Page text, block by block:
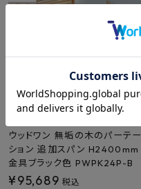
ウッドワン 無垢の木のパーテー
ション 追加スパン H2400mm
金具ブラック色 PWPK24P-B
¥95,689 税込